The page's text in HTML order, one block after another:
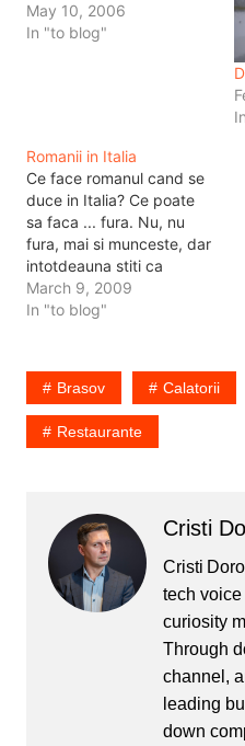
May 10, 2006
In "to blog"
Romanii in Italia
Ce face romanul cand se
duce in Italia? Ce poate
sa faca ... fura. Nu, nu
fura, mai si munceste, dar
intotdeauna stiti ca
lucrurile bune sunt
umbrite de lucrurile rele.
frumoasa si isi face de
lucru prin peninsula . Ce…
March 9, 2009
In "to blog"
Brasov Calatorii
Restaurante
Cristi
Cristi
tech
curiosity
Through
channel,
leading
down